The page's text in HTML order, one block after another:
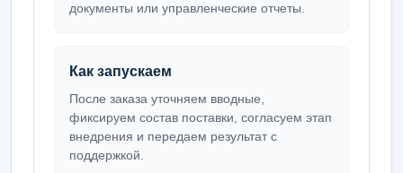
документы или управленческие отчеты.
Как запускаем
После заказа уточняем вводные,
фиксируем состав поставки, согласуем этап
внедрения и передаем результат с
поддержкой.